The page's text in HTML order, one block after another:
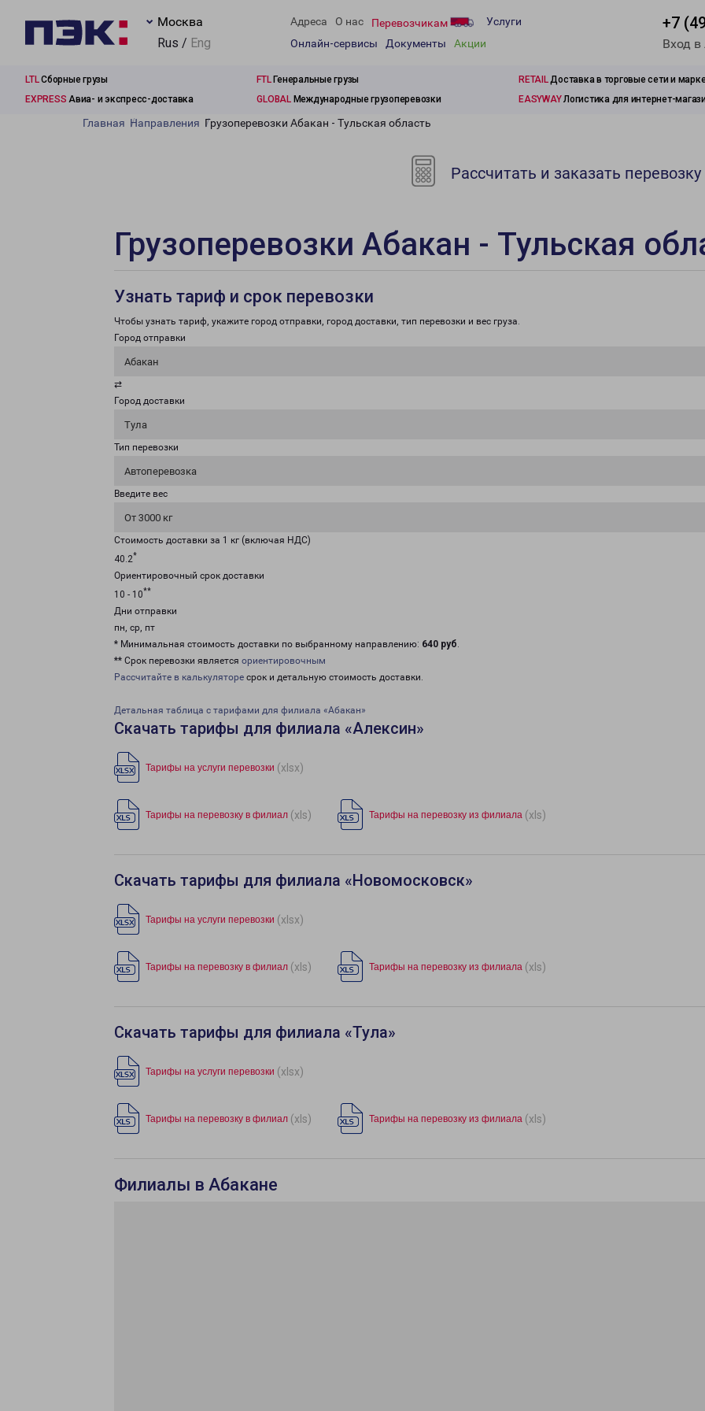
Москва
Rus / Eng
Адреса О нас Перевозчикам
Услуги
Онлайн-сервисы
Документы Акции
+7
Вход
LTLСборные грузы FTLГенеральные грузы RETAILДоставка в торговые сети и
EXPRESS Авиа- и экспресс-доставка GLOBALМеждународные грузоперевозки EASYWAYЛогистика для интернет-
Главная Направления Грузоперевозки Абакан - Тульская область
Рассчитать и заказать перевозку
Грузоперевозки Абакан - Тульская
Узнать тариф и срок перевозки
Чтобы узнать тариф, укажите город отправки, город доставки, тип перевозки и вес груза.
Город отправки
Абакан
⇄
Город доставки
Тула
Тип перевозки
Автоперевозка
Введите вес
От 3000 кг
Стоимость доставки за 1 кг (включая НДС)
40.2*
Ориентировочный срок доставки
10 - 10**
Дни отправки
пн, ср, пт
* Минимальная стоимость доставки по выбранному направлению: 640 руб.
** Срок перевозки является ориентировочным
Рассчитайте в калькуляторе срок и детальную стоимость доставки.
Детальная таблица с тарифами для филиала «Абакан»
Скачать тарифы для филиала «Алексин»
Тарифы на услуги перевозки (xlsx)
Тарифы на перевозку в филиал (xls) Тарифы на перевозку из филиала (xls)
Скачать тарифы для филиала «Новомосковск»
Тарифы на услуги перевозки (xlsx)
Тарифы на перевозку в филиал (xls) Тарифы на перевозку из филиала (xls)
Скачать тарифы для филиала «Тула»
Тарифы на услуги перевозки (xlsx)
Тарифы на перевозку в филиал (xls) Тарифы на перевозку из филиала (xls)
Филиалы в Абакане